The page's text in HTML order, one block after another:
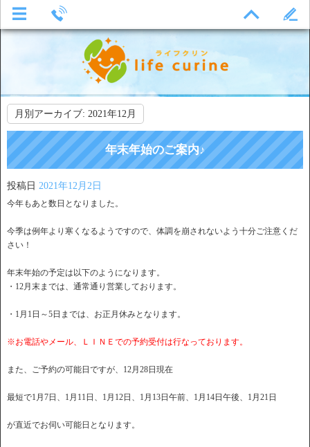
月別アーカイブ: 2021年12月
年末年始のご案内♪
投稿日 2021年12月2日
今年もあと数日となりました。
今季は例年より寒くなるようですので、体調を崩されないよう十分ご注意くだ
さい！
年末年始の予定は以下のようになります。
・12月末までは、通常通り営業しております。
・1月1日～5日までは、お正月休みとなります。
※お電話やメール、ＬＩＮＥでの予約受付は行なっております。
また、ご予約の可能日ですが、12月28日現在
最短で1月7日、1月11日、1月12日、1月13日午前、1月14日午後、1月21日
が直近でお伺い可能日となります。